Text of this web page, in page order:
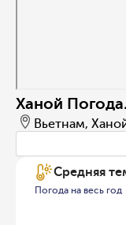
Ханой Погода.
Вьетнам,
Средняя
Погода на весь год